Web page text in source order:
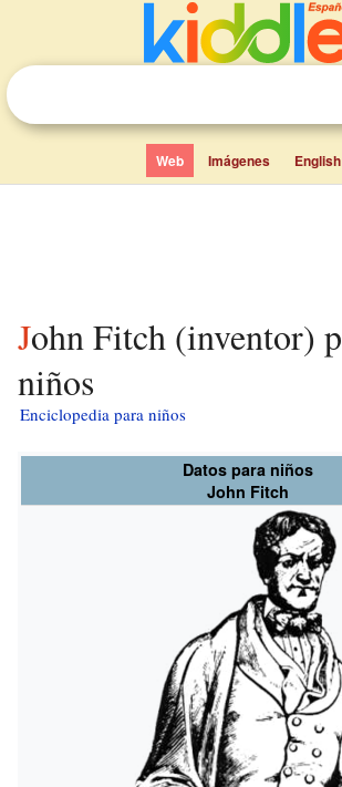
Web Imágenes English
John Fitch (inventor) para
niños
Enciclopedia para niños
Datos para niños
John Fitch